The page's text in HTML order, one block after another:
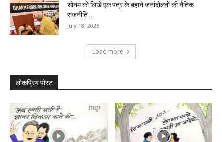
सोनम को लिखे एक पत्र के बहाने जनांदोलनों की नैतिक
राजनीति...
July 18, 2026
Load more
लोकप्रिय पोस्ट